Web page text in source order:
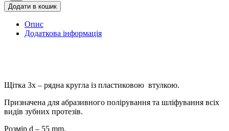
Додати в кошик
Опис
Додаткова інформація
Щітка 3х – рядна кругла із пластиковою втулкою.
Призначена для абразивного полірування та шліфування всіх
видів зубних протезів.
Розмір d – 55 mm.